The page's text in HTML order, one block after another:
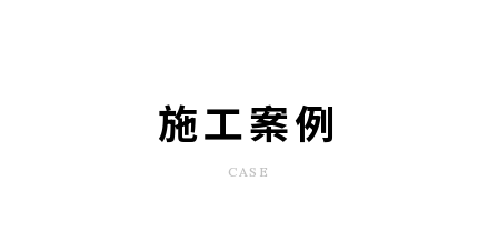
施工案例
CASE